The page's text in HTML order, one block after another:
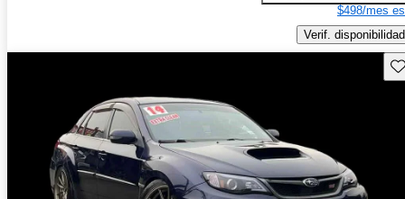
$498/mes
Verif. disponibilidad